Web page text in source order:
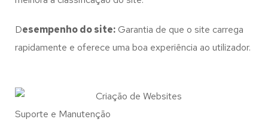
Desempenho do site:Garantia de que o site carrega
rapidamente e oferece uma boa experiência ao utilizador.
Suporte e Manutenção